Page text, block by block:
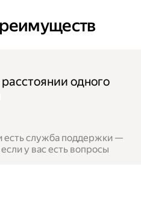
одного
есть служба поддержки —
у вас есть вопросы